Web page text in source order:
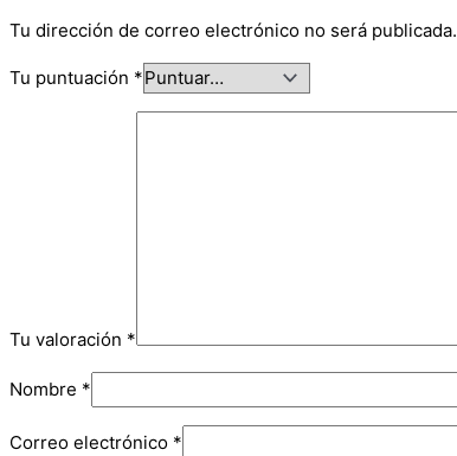
Tu dirección de correo electrónico no será publicada.
Tu puntuación *
Tu valoración *
Nombre *
Correo electrónico *